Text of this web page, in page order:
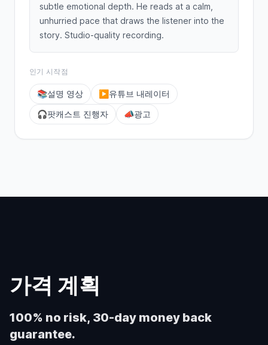
subtle emotional depth. He reads at a calm,
unhurried pace that draws the listener into the
story. Studio-quality recording.
인기 시작점
📚설명 영상 ▶️ 유튜브 내레이터
🎧팟캐스트 진행자 📣광고
가격 계획
100% no risk, 30-day money back
guarantee.